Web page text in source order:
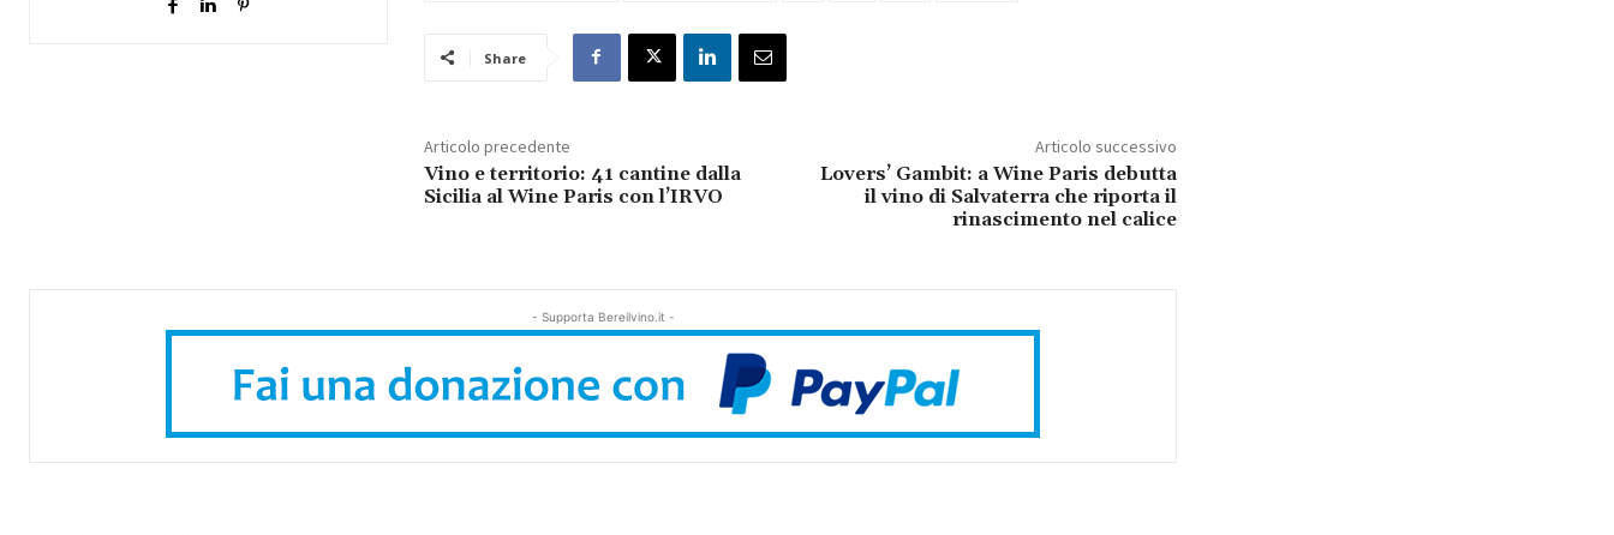
Share
Articolo precedente
Vino e territorio: 41 cantine dalla
Sicilia al Wine Paris con l’IRVO
Articolo successivo
Lovers’ Gambit: a Wine Paris debutta
il vino di Salvaterra che riporta il
rinascimento nel calice
- Supporta Bereilvino.it -